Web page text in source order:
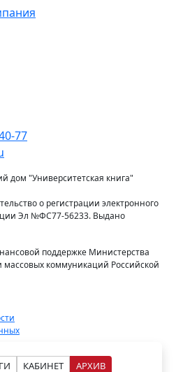
КАБИНЕТ АРХИВ
77
дом "Университетская книга"
о регистрации электронного
Эл №ФС77-56233. Выдано
поддержке Министерства
массовых коммуникаций Российской